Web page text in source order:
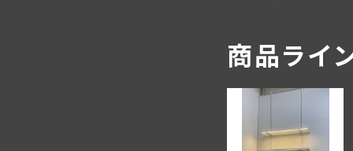
商品ライ